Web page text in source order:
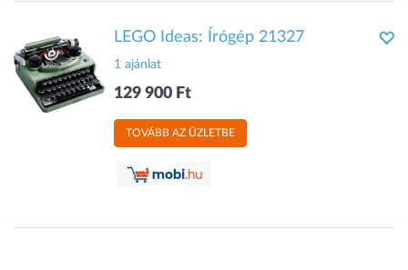
LEGO Ideas: Írógép 21327
1 ajánlat
129 900 Ft
TOVÁBB AZ ÜZLETBE